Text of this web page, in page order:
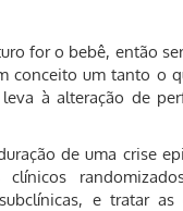
for o bebê, então
conceito um tanto o
à alteração de
de uma crise
e tratar as